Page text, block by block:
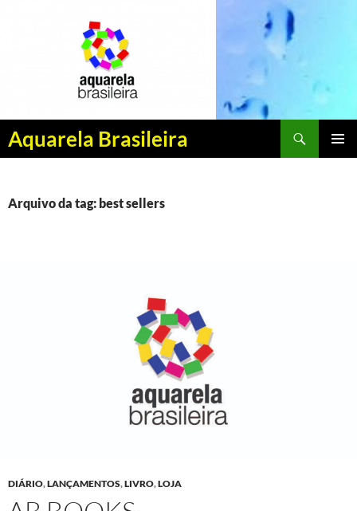
Aquarela Brasileira
Pesquisar
PULAR
CONTEÚDO
Arquivo da tag: best sellers
DIÁRIO,LANÇAMENTOS,LIVRO,LOJA